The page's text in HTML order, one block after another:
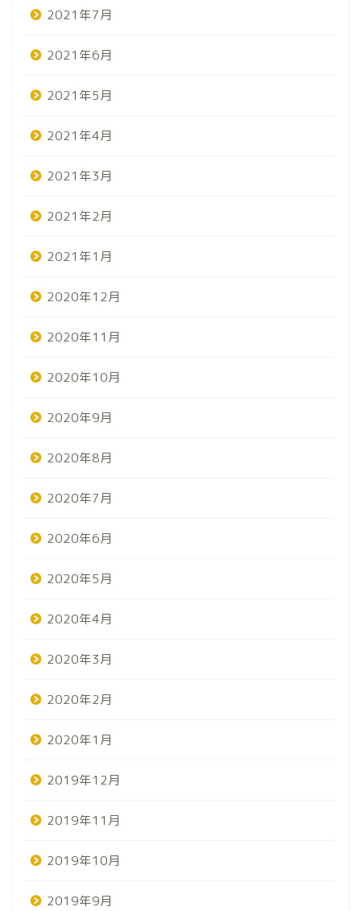
2021年7月
2021年6月
2021年5月
2021年4月
2021年3月
2021年2月
2021年1月
2020年12月
2020年11月
2020年10月
2020年9月
2020年8月
2020年7月
2020年6月
2020年5月
2020年4月
2020年3月
2020年2月
2020年1月
2019年12月
2019年11月
2019年10月
2019年9月